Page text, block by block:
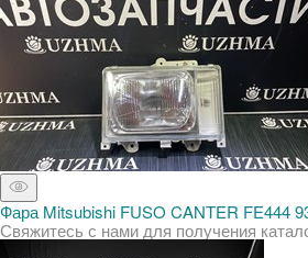
Фара Mitsubishi FUSO CANTER FE444
Свяжитесь с нами для получения